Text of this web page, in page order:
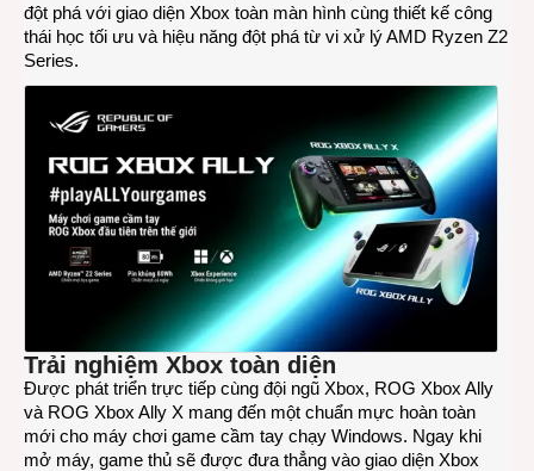
máy
đột phá với giao diện Xbox toàn màn hình cùng thiết kế công
thái học tối ưu và hiệu năng đột phá từ vi xử lý AMD Ryzen Z2
Series.
Trải nghiệm Xbox toàn diện
Được phát triển trực tiếp cùng đội ngũ Xbox, ROG Xbox Ally
và ROG Xbox Ally X mang đến một chuẩn mực hoàn toàn
mới cho máy chơi game cầm tay chạy Windows. Ngay khi
mở máy, game thủ sẽ được đưa thẳng vào giao diện Xbox